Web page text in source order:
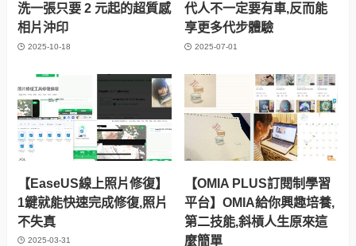
洗一張只要 2 元起的超質感
相片沖印
2025-10-18
代人不一定要有車,反而能
享更多代步體驗
2025-07-01
【EaseUS線上照片修復】
1鍵就能快速完成修復,照片
不失真
2025-03-31
【OMIA PLUS訂閱制學習
平台】OMIA給你興趣培養,
第二技能,斜槓人生原來這
麼簡單